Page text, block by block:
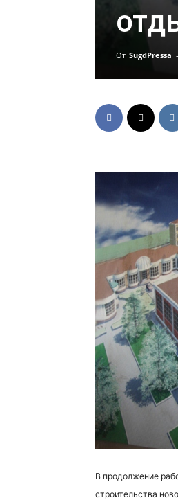
От SugdPressa -
В продолжение
строительства